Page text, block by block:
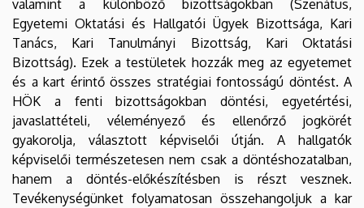
valamint a különböző bizottságokban (Szenátus,
Egyetemi Oktatási és Hallgatói Ügyek Bizottsága, Kari
Tanács, Kari Tanulmányi Bizottság, Kari Oktatási
Bizottság). Ezek a testületek hozzák meg az egyetemet
és a kart érintő összes stratégiai fontosságú döntést. A
HÖK a fenti bizottságokban döntési, egyetértési,
javaslattételi, véleményező és ellenőrző jogkörét
gyakorolja, választott képviselői útján. A hallgatók
képviselői természetesen nem csak a döntéshozatalban,
hanem a döntés-előkészítésben is részt vesznek.
Tevékenységünket folyamatosan összehangoljuk a kar